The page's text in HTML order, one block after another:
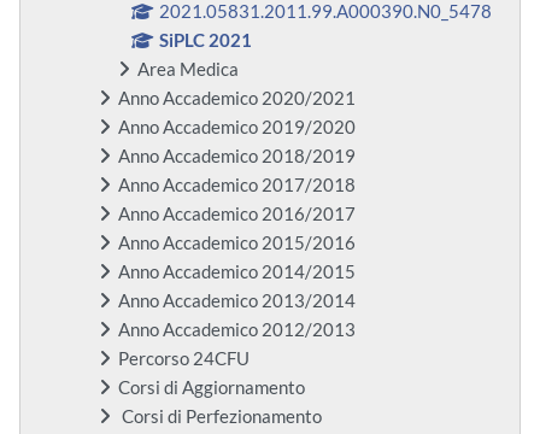
2021.05831.2011.99.A000390.N0_5478
SiPLC 2021
Area Medica
Anno Accademico 2020/2021
Anno Accademico 2019/2020
Anno Accademico 2018/2019
Anno Accademico 2017/2018
Anno Accademico 2016/2017
Anno Accademico 2015/2016
Anno Accademico 2014/2015
Anno Accademico 2013/2014
Anno Accademico 2012/2013
Percorso 24CFU
Corsi di Aggiornamento
Corsi di Perfezionamento